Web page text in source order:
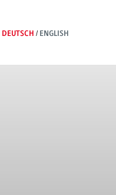
DEUTSCH ENGLISH